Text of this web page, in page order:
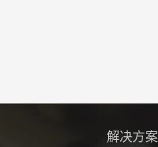
解决方案